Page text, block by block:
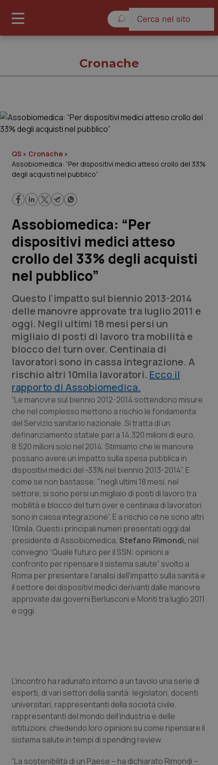
Governo e Parlamento
Regioni e Asl
Lavoro e Professioni
Scienza e Farmaci
Studi e Analisi
Lettere al direttore
Edizioni Regionali
QS Pro
Professionisti Sanitari.AI
Abruzzo
Basilicata
Calabria
Campania
Emilia-Romagna
Friuli Venezia Giulia
Lazio
Liguria
Lombardia
Provincia Autonoma di Bolzano
Provincia Autonoma di Trento
QS Pro Gold
Artrite & artrosi
Asma & BPCO
Car-T
Colesterolo & coronaropatie
Dermatite Atopica
Diabete & glucometri
Disturbi dell’umore
Dolore
Infezioni & Febbre
Ipertensione & Scompenso
QS Club Newsletter
Cronache
QS » Cronache »
Assobiomedica: “Per dispositivi medici atteso crollo del 33%
degli acquisti nel pubblico”
Assobiomedica: “Per
dispositivi medici atteso
crollo del 33% degli acquisti
nel pubblico”
Questo l'impatto sul biennio 2013-2014
delle manovre approvate tra luglio 2011 e
oggi. Negli ultimi 18 mesi persi un
migliaio di posti di lavoro tra mobilità e
blocco del turn over. Centinaia di
lavoratori sono in cassa integrazione. A
rischio altri 10mila lavoratori. Ecco il
rapporto di Assobiomedica.
“Le manovre sul biennio 2012-2014 sottendono misure
che nel complesso mettono a rischio le fondamenta
del Servizio sanitario nazionale. Si tratta di un
definanziamento statale pari a 14.320 milioni di euro,
8.520 milioni solo nel 2014. Stimiamo che le manovre
possano avere un impatto sulla spesa pubblica in
dispositivi medici del -33% nel biennio 2013-2014”. E
come se non bastasse, "negli ultimi 18 mesi, nel
settore, si sono persi un migliaio di posti di lavoro tra
mobilità e blocco del turn over e centinaia di lavoratori
sono in cassa integrazione”. E a rischio ce ne sono altri
10mila. Questi i principali numeri presentati oggi dal
presidente di Assobiomedica, Stefano Rimondi, nel
convegno “Quale futuro per il SSN: opinioni a
confronto per ripensare il sistema salute” svolto a
Roma per presentare l'analisi dell'impatto sulla sanità e
il settore dei dispositivi medici derivanti dalle manovre
approvate dai governi Berlusconi e Monti tra luglio 2011
e oggi.
L'incontro ha radunato intorno a un tavolo una serie di
esperti, di vari settori della sanità: legislatori, docenti
universitari, rappresentanti della società civile,
rappresentanti del mondo dell’industria e delle
istituzioni, chiedendo loro opinioni su come ripensare il
sistema salute in tempi di spending review.
“La sostenibilità di un Paese – ha dichiarato Rimondi –